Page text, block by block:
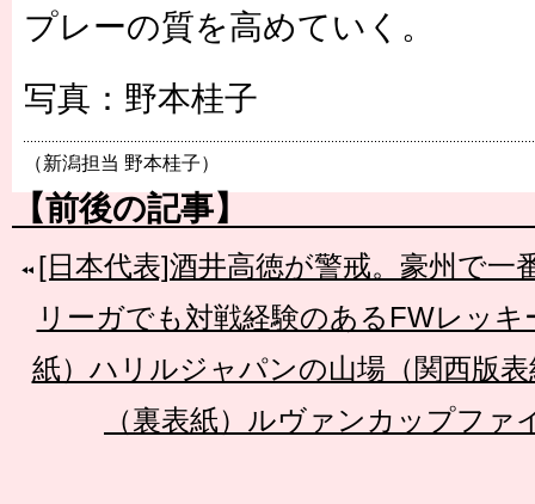
プレーの質を高めていく。
写真：野本桂子
（新潟担当 野本桂子）
【前後の記事】
[日本代表]酒井高徳が警戒。豪州で一
リーガでも対戦経験のあるFWレッキ
紙）ハリルジャパンの山場（関西版表
（裏表紙）ルヴァンカップファ